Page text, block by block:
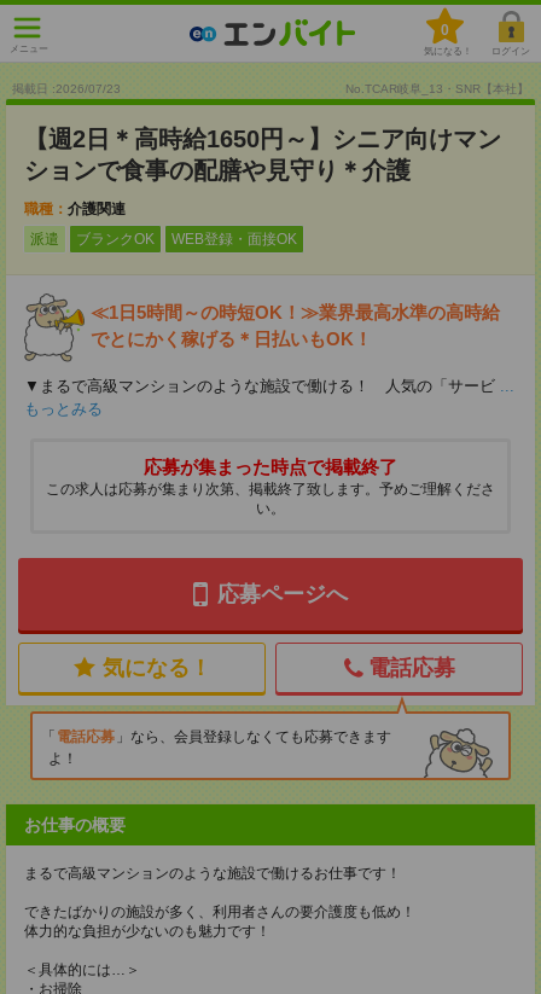
メニュー
0
気になる！ ログイン
掲載日 :2026/07/23 No.TCAR岐阜_13・SNR【本社】
【週2日＊高時給1650円～】シニア向けマン
ションで食事の配膳や見守り＊介護
職種： 介護関連
派遣
ブランクOK WEB登録・面接OK
≪1日5時間～の時短OK！≫業界最高水準の高時給
でとにかく稼げる＊日払いもOK！
▼まるで高級マンションのような施設で働ける！ 人気の「サービ ...
もっとみる
応募が集まった時点で掲載終了
この求人は応募が集まり次第、掲載終了致します。予めご理解くださ
い。
応募ページへ
気になる！ 電話応募
電話応募
なら、会員登録しなくても応募できます
よ！
お仕事の概要
まるで高級マンションのような施設で働けるお仕事です！
できたばかりの施設が多く、利用者さんの要介護度も低め！
体力的な負担が少ないのも魅力です！
＜具体的には…＞
・お掃除